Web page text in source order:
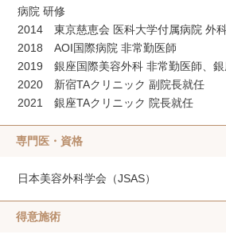
病院 研修
2014 東京慈恵会 医科大学付属病院 外科
2018 AOI国際病院 非常勤医師
2019 銀座国際美容外科 非常勤医師、銀
2020 新宿TAクリニック 副院長就任
2021 銀座TAクリニック 院長就任
専門医・資格
日本美容外科学会（JSAS）
得意施術